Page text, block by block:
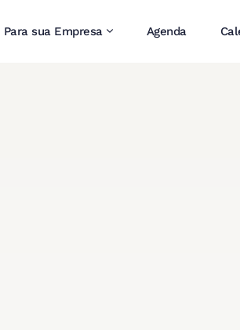
Para sua Empresa Agenda